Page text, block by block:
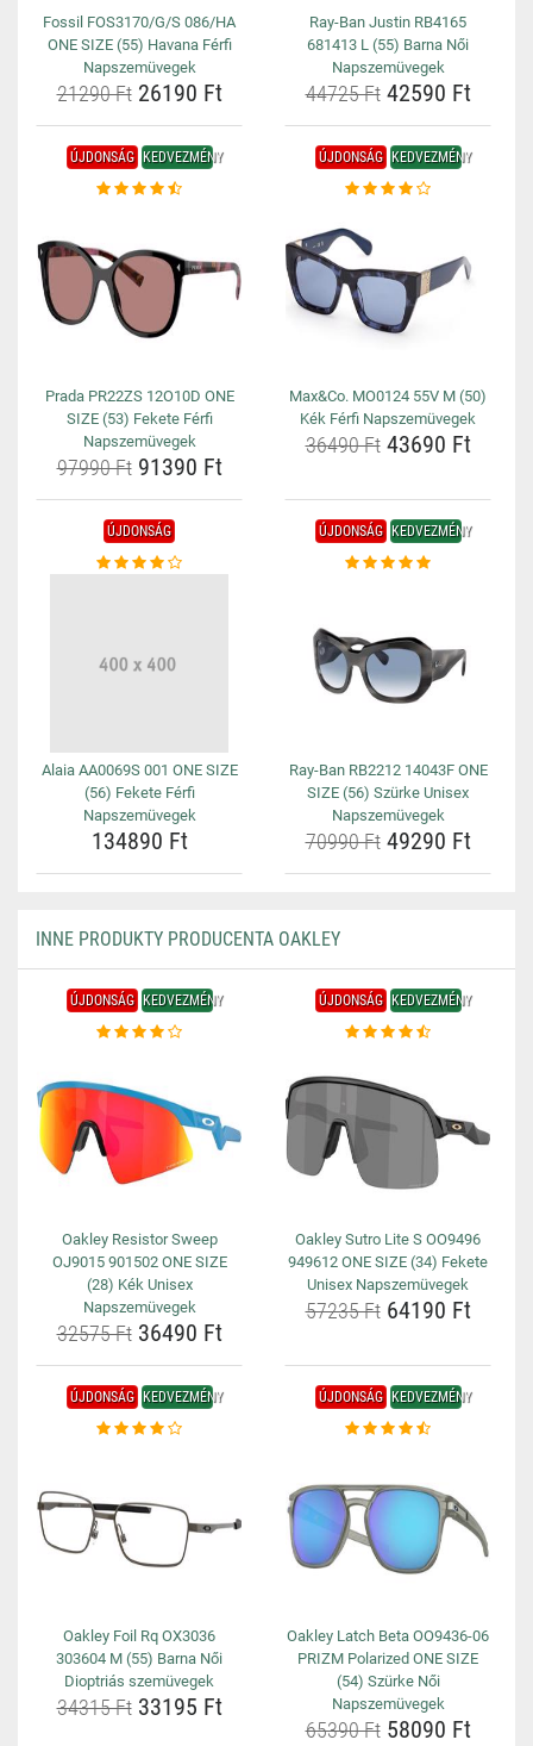
Fossil FOS3170/G/S 086/HA
ONE SIZE (55) Havana Férfi
Napszemüvegek
21290 Ft26190 Ft
Ray-Ban Justin RB4165
681413 L (55) Barna Női
Napszemüvegek
44725 Ft42590 Ft
ÚJDONSÁG KEDVEZMÉNY
Prada PR22ZS 12O10D ONE
SIZE (53) Fekete Férfi
Napszemüvegek
97990 Ft91390 Ft
ÚJDONSÁG KEDVEZMÉNY
Max&Co. MO0124 55V M (50)
Kék Férfi Napszemüvegek
36490 Ft43690 Ft
ÚJDONSÁG
Alaia AA0069S 001 ONE SIZE
(56) Fekete Férfi
Napszemüvegek
134890 Ft
ÚJDONSÁG KEDVEZMÉNY
Ray-Ban RB2212 14043F ONE
SIZE (56) Szürke Unisex
Napszemüvegek
70990 Ft49290 Ft
INNE PRODUKTY PRODUCENTA OAKLEY
ÚJDONSÁG KEDVEZMÉNY
Oakley Resistor Sweep
OJ9015 901502 ONE SIZE
(28) Kék Unisex
Napszemüvegek
32575 Ft36490 Ft
ÚJDONSÁG KEDVEZMÉNY
Oakley Sutro Lite S OO9496
949612 ONE SIZE (34) Fekete
Unisex Napszemüvegek
57235 Ft64190 Ft
ÚJDONSÁG KEDVEZMÉNY
Oakley Foil Rq OX3036
303604 M (55) Barna Női
Dioptriás szemüvegek
34315 Ft33195 Ft
ÚJDONSÁG KEDVEZMÉNY
Oakley Latch Beta OO9436-06
PRIZM Polarized ONE SIZE
(54) Szürke Női
Napszemüvegek
65390 Ft58090 Ft